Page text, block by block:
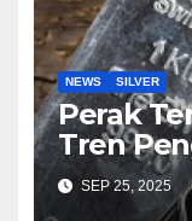
NEWS SILVER
Perak
Tren
SEP 25, 2025